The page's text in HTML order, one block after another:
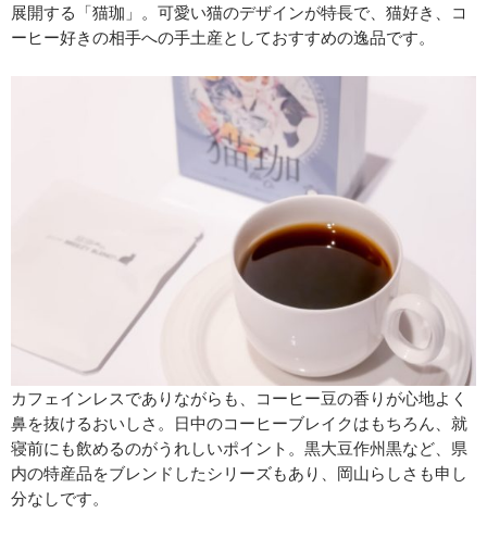
展開する「猫珈」。可愛い猫のデザインが特長で、猫好き、コ
ーヒー好きの相手への手土産としておすすめの逸品です。
カフェインレスでありながらも、コーヒー豆の香りが心地よく
鼻を抜けるおいしさ。日中のコーヒーブレイクはもちろん、就
寝前にも飲めるのがうれしいポイント。黒大豆作州黒など、県
内の特産品をブレンドしたシリーズもあり、岡山らしさも申し
分なしです。